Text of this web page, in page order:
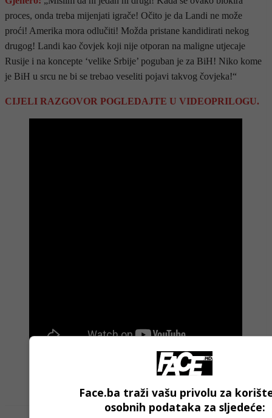
proces, onda treba mijenjati igrače! Očito je da Landi ne može
proći! Amerika mora odlučiti! Možda pristane kandidirati nekog
drugog! Landi kao čovjek koji nije otporan na maligne utjecaje
Rusije i na koncepte ‘velike Srbije’ poguban je za BiH! Niko kome
je BiH u srcu ne bi se trebao veseliti pojavi takvog čovjeka!“
CIJELI RAZGOVOR POGLEDAJTE U VIDEOPRILOGU.
- OGLAS -
Face.ba traži vašu privolu za
osobnih podataka za sljedeće: